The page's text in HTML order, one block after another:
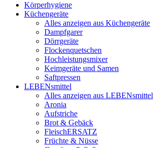
Körperhygiene
Küchengeräte
Alles anzeigen aus Küchengeräte
Dampfgarer
Dörrgeräte
Flockenquetschen
Hochleistungsmixer
Keimgeräte und Samen
Saftpressen
LEBENsmittel
Alles anzeigen aus LEBENsmittel
Aronia
Aufstriche
Brot & Gebäck
FleischERSATZ
Früchte & Nüsse